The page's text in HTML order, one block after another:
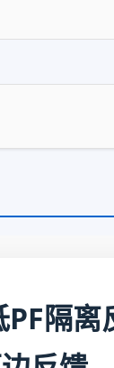
隔离